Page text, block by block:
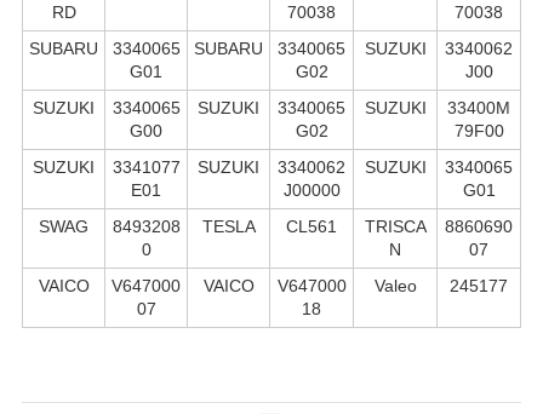
RD
70038
70038
SUBARU
3340065
G01
SUBARU
3340065
G02
SUZUKI
3340062
J00
SUZUKI
3340065
G00
SUZUKI
3340065
G02
SUZUKI
33400M
79F00
SUZUKI
3341077
E01
SUZUKI
3340062
J00000
SUZUKI
3340065
G01
SWAG
8493208
0
TESLA CL561
TRISCA
N
8860690
07
VAICO
V647000
07
VAICO
V647000
18
Valeo 245177